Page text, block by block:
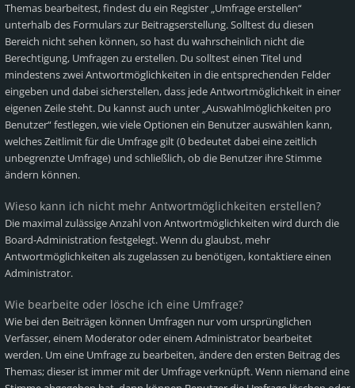
Themas bearbeitest, findest du ein Register „Umfrage erstellen“
unterhalb des Formulars zur Beitragserstellung. Solltest du diesen
Bereich nicht sehen können, so hast du wahrscheinlich nicht die
Berechtigung, Umfragen zu erstellen. Du solltest einen Titel und
mindestens zwei Antwortmöglichkeiten in die entsprechenden Felder
eingeben und dabei sicherstellen, dass jede Antwortmöglichkeit in einer
eigenen Zeile steht. Du kannst auch unter „Auswahlmöglichkeiten pro
Benutzer“ festlegen, wie viele Optionen ein Benutzer auswählen kann,
welches Zeitlimit für die Umfrage gilt (0 bedeutet dabei eine zeitlich
unbegrenzte Umfrage) und schließlich, ob die Benutzer ihre Stimme
ändern können.
Wieso kann ich nicht mehr Antwortmöglichkeiten erstellen?
Die maximal zulässige Anzahl von Antwortmöglichkeiten wird durch die
Board-Administration festgelegt. Wenn du glaubst, mehr
Antwortmöglichkeiten als zugelassen zu benötigen, kontaktiere einen
Administrator.
Wie bearbeite oder lösche ich eine Umfrage?
Wie bei den Beiträgen können Umfragen nur vom ursprünglichen
Verfasser, einem Moderator oder einem Administrator bearbeitet
werden. Um eine Umfrage zu bearbeiten, ändere den ersten Beitrag des
Themas; dieser ist immer mit der Umfrage verknüpft. Wenn niemand eine